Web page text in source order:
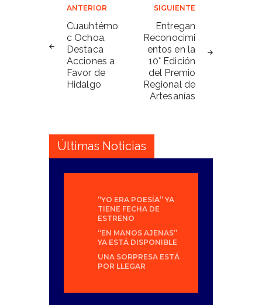
Navegación
de
entradas
ANTERIOR
Cuauhtémo
c Ochoa,
Destaca
Acciones a
Favor de
Hidalgo
SIGUIENTE
Entregan
Reconocimi
entos en la
10° Edición
del Premio
Regional de
Artesanías
Últimas Noticias
“YO ERA POESÍA” YA
TIENE FECHA DE
ESTRENO
“EN MANOS AJENAS”
YA ESTÁ DISPONIBLE
UNA SORPRESA ESTÁ
POR LLEGAR